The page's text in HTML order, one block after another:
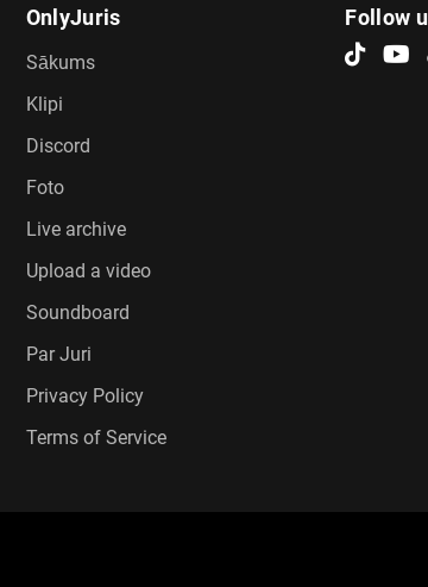
OnlyJuris
Sākums
Klipi
Discord
Foto
Live archive
Upload a video
Soundboard
Par Juri
Privacy Policy
Terms of Service
Follow